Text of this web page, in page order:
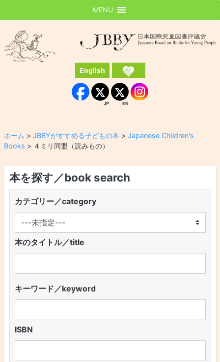
JBBY
English
Facebook
JP
JP
EN
EN Instagram
MENU
ホーム > JBBYがすすめる子どもの本 > Japanese Children's
Books > ４ミリ同盟（読みもの）
本を探す／book search
カテゴリー／category
本のタイトル／title
キーワード／keyword
ISBN